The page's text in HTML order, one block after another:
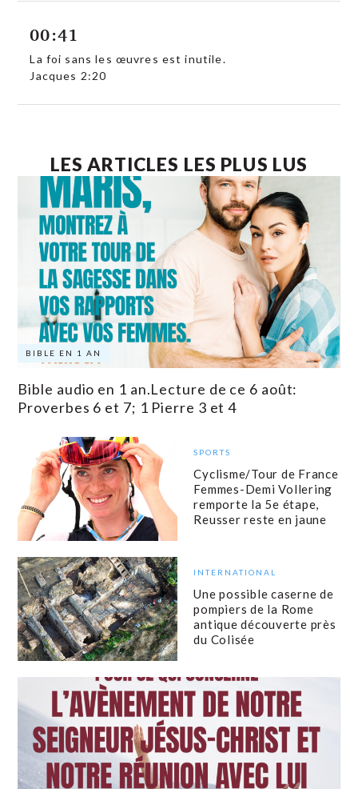
00:41
La foi sans les œuvres est inutile.
Jacques 2:20
LES ARTICLES LES PLUS LUS
BIBLE EN 1 AN
Bible audio en 1 an.Lecture de ce 6 août:
Proverbes 6 et 7; 1 Pierre 3 et 4
SPORTS
Cyclisme/Tour de France
Femmes-Demi Vollering
remporte la 5e étape,
Reusser reste en jaune
INTERNATIONAL
Une possible caserne de
pompiers de la Rome
antique découverte près
du Colisée